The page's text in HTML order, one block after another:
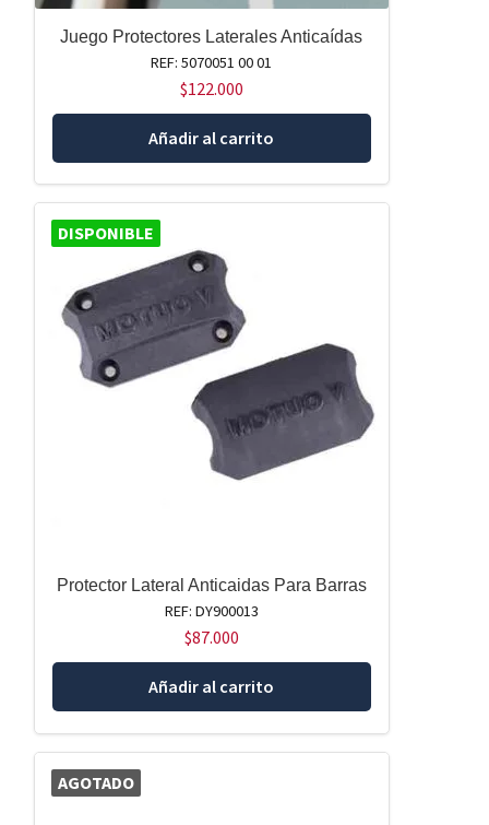
Juego Protectores Laterales Anticaídas
REF: 5070051 00 01
$122.000
Añadir al carrito
DISPONIBLE
Protector Lateral Anticaidas Para Barras
REF: DY900013
$87.000
Añadir al carrito
AGOTADO